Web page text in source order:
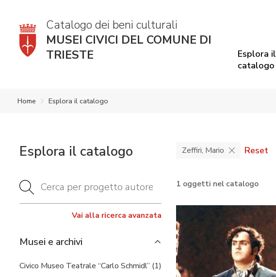
Catalogo dei beni culturali
MUSEI CIVICI DEL COMUNE DI
TRIESTE
Esplora il
catalogo
Home Esplora il catalogo
Esplora il catalogo
Vai alla ricerca avanzata
Musei e archivi
Civico Museo Teatrale “Carlo Schmidl” (1)
Zeffiri, Mario Reset
1 oggetti nel catalogo